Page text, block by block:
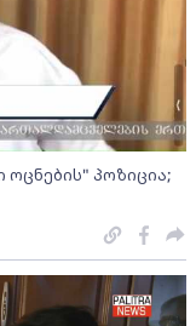
პოზიცია;